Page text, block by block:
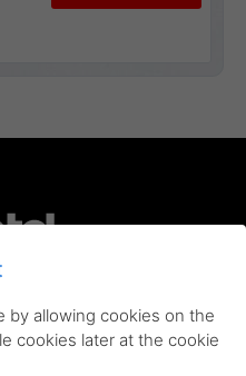
høyeste kvalitet. Når du
du et verktøy du kan bruke
og effektivt.
by allowing cookies on the
cookies later at the cookie